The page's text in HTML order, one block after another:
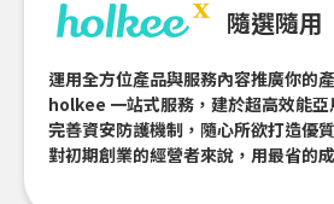
隨選隨用
運用全方位產品與服務內容推廣你的
holkee 一站式服務，建於超高效能亞
完善資安防護機制，隨心所欲打造優
對初期創業的經營者來說，用最省的